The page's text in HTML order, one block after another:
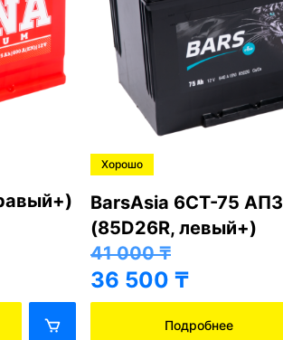
Хорошо
BarsAsia 6СТ-75 АПЗ
(85D26R, левый+)
41 000₸
36 500 ₸
Подробнее